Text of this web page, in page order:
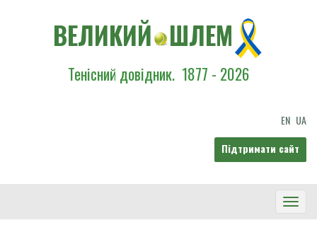
ВЕЛИКИЙ ШЛЕМ
Тенісний довідник. 1877 - 2026
EN UA
Підтримати сайт